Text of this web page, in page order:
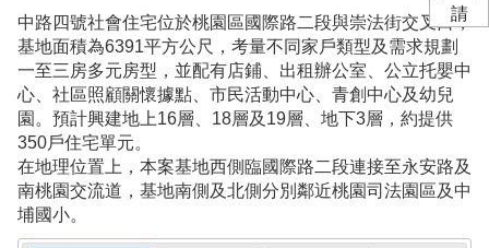
中路四號社會住宅位於桃園區國際路二段與崇法街交叉口，
基地面積為6391平方公尺，考量不同家戶類型及需求規劃
一至三房多元房型，並配有店鋪、出租辦公室、公立托嬰中
心、社區照顧關懷據點、市民活動中心、青創中心及幼兒
園。預計興建地上16層、18層及19層、地下3層，約提供
350戶住宅單元。
在地理位置上，本案基地西側臨國際路二段連接至永安路及
南桃園交流道，基地南側及北側分別鄰近桃園司法園區及中
埔國小。
請